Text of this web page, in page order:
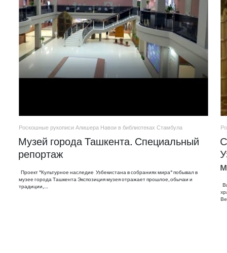
Роскошные рукописи Алишера Навои в библиотеках Стамбула
Музей города Ташкента. Специальный
репортаж
Проект "Культурное наследие Узбекистана в собраниях мира" побывал в
музее города Ташкента Экспозиция музея отражает прошлое, обычаи и
традиции,…